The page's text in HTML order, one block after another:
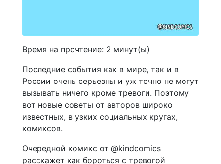
Время на прочтение: 2 минут(ы)
Последние события как в мире, так и в
России очень серьезны и уж точно не могут
вызывать ничего кроме тревоги. Поэтому
вот новые советы от авторов широко
известных, в узких социальных кругах,
комиксов.
Очередной комикс от @kindcomics
расскажет как бороться с тревогой